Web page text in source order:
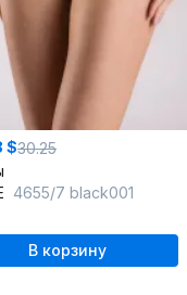
$30.25
4655/7 black001
В корзину